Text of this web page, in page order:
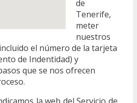
de
Tenerife,
meter
nuestros
el número de la tarjeta
de Indentidad) y
que se nos ofrecen